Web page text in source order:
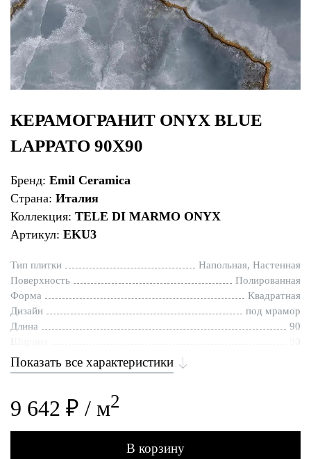
КЕРАМОГРАНИТ ONYX BLUE
LAPPATO 90X90
Бренд: Emil Ceramica
Страна: Италия
Коллекция: TELE DI MARMO ONYX
Артикул: EKU3
Тип плитки
Напольная, Настенная
Поверхность
Полированная
Форма
Квадратная
Дизайн
под мрамор
Длина
90
Показать все характеристики
9 642 ₽ / м2
В корзину